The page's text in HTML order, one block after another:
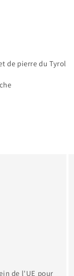
de pierre du Tyrol
de l'UE pour